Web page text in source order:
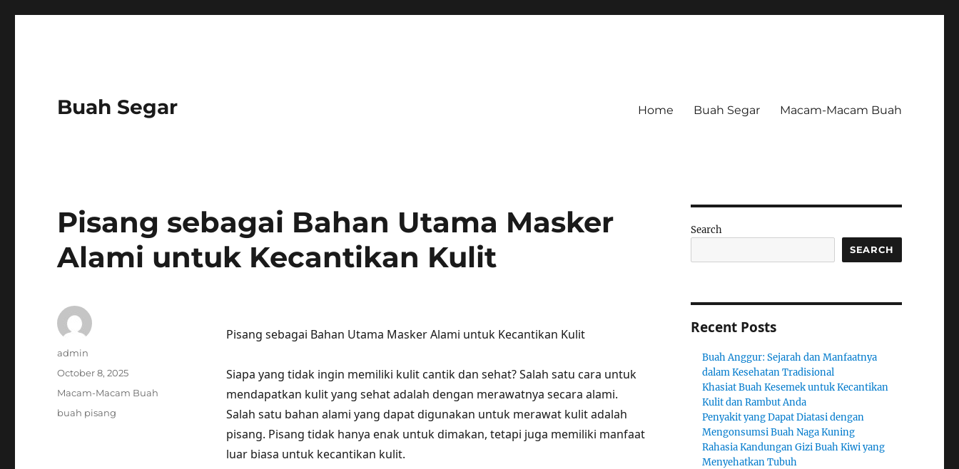
Buah Segar Home Buah Segar Macam-Macam Buah
Pisang sebagai Bahan Utama Masker
Alami untuk Kecantikan Kulit
Pisang sebagai Bahan Utama Masker Alami untuk Kecantikan Kulit
Siapa yang tidak ingin memiliki kulit cantik dan sehat? Salah satu cara untuk
mendapatkan kulit yang sehat adalah dengan merawatnya secara alami.
Salah satu bahan alami yang dapat digunakan untuk merawat kulit adalah
pisang. Pisang tidak hanya enak untuk dimakan, tetapi juga memiliki manfaat
luar biasa untuk kecantikan kulit.
Author
admin
Posted
October 8, 2025
Categories
Macam-Macam Buah
Tags
buah pisang
Search
SEARCH
Recent Posts
Buah Anggur: Sejarah dan Manfaatnya
dalam Kesehatan Tradisional
Khasiat Buah Kesemek untuk Kecantikan
Kulit dan Rambut Anda
Penyakit yang Dapat Diatasi dengan
Mengonsumsi Buah Naga Kuning
Rahasia Kandungan Gizi Buah Kiwi yang
Menyehatkan Tubuh